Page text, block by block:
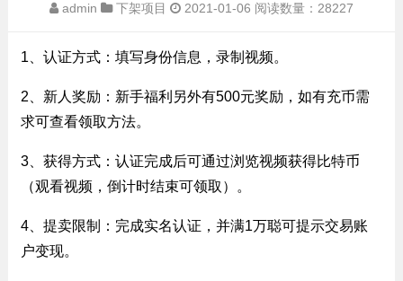
admin 下架项目 2021-01-06 阅读数量：28227
1、认证方式：填写身份信息，录制视频。
2、新人奖励：新手福利另外有500元奖励，如有充币需
求可查看领取方法。
3、获得方式：认证完成后可通过浏览视频获得比特币
（观看视频，倒计时结束可领取）。
4、提卖限制：完成实名认证，并满1万聪可提示交易账
户变现。